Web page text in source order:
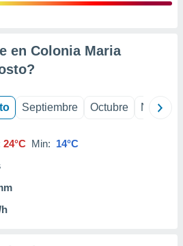
en Colonia Maria
?
Septiembre Octubre
24°C Min: 14°C
h